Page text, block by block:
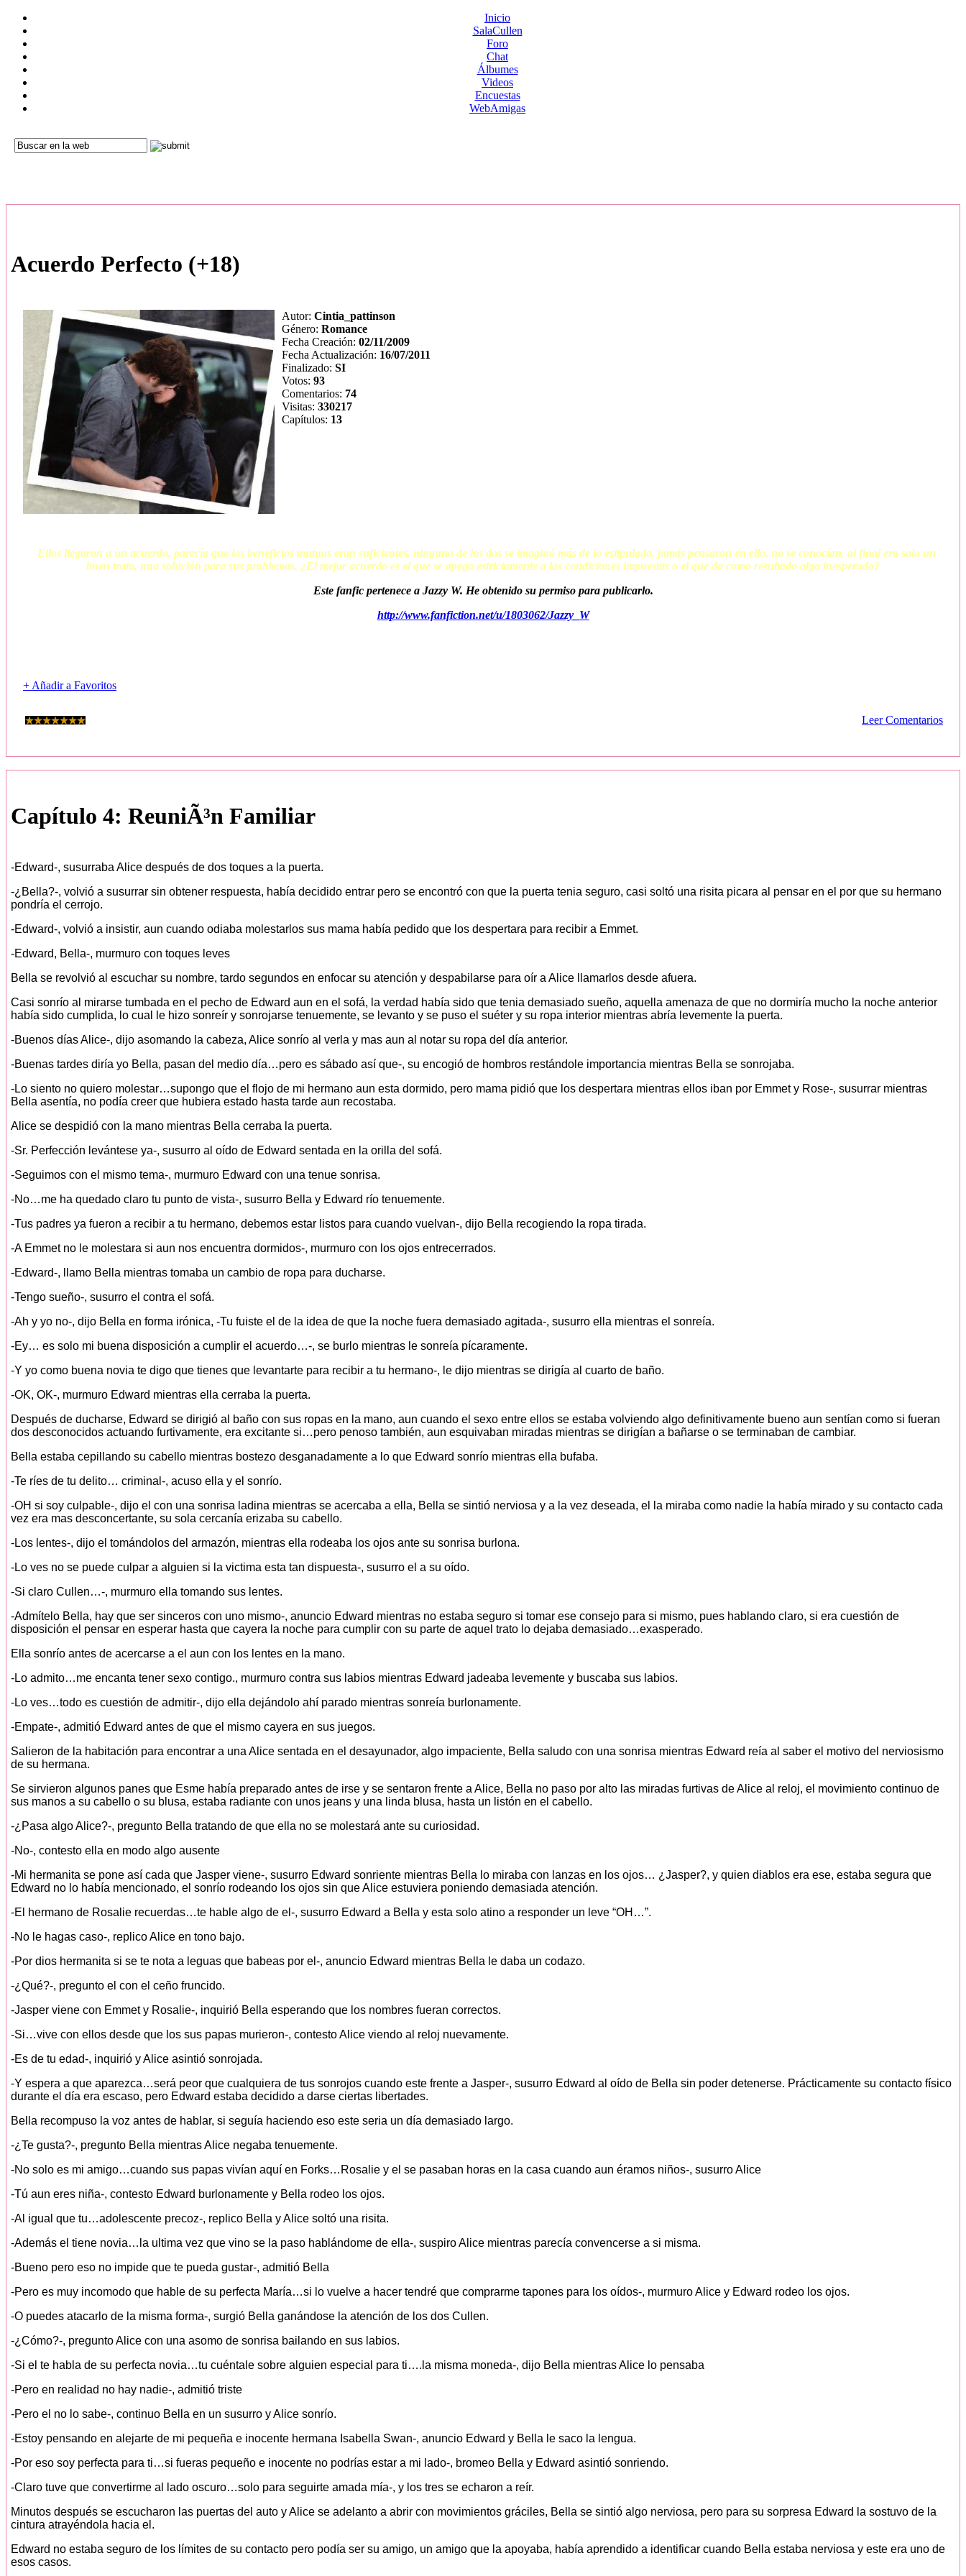
Inicio
SalaCullen
Foro
Chat
Álbumes
Videos
Encuestas
WebAmigas
Acuerdo Perfecto (+18)
Autor: Cintia_pattinson
Género: Romance
Fecha Creación: 02/11/2009
Fecha Actualización: 16/07/2011
Finalizado: SI
Votos: 93
Comentarios: 74
Visitas: 330217
Capítulos: 13
Ellos llegaron a un acuerdo, parecía que los beneficios mutuos eran suficientes, ninguno de los dos se imaginó más de lo estipulado, jamás pensaron en ello, no se conocían, al final era solo un
buen trato, una solución para sus problemas, ¿El mejor acuerdo es el que se apega estrictamente a las condiciones impuestas o el que da como resultado algo inesperado?
Este fanfic pertenece a Jazzy W. He obtenido su permiso para publicarlo.
http://www.fanfiction.net/u/1803062/Jazzy_W
+ Añadir a Favoritos
Leer Comentarios
Capítulo 4: ReuniÃ³n Familiar
-Edward-, susurraba Alice después de dos toques a la puerta.
-¿Bella?-, volvió a susurrar sin obtener respuesta, había decidido entrar pero se encontró con que la puerta tenia seguro, casi soltó una risita picara al pensar en el por que su hermano
pondría el cerrojo.
-Edward-, volvió a insistir, aun cuando odiaba molestarlos sus mama había pedido que los despertara para recibir a Emmet.
-Edward, Bella-, murmuro con toques leves
Bella se revolvió al escuchar su nombre, tardo segundos en enfocar su atención y despabilarse para oír a Alice llamarlos desde afuera.
Casi sonrío al mirarse tumbada en el pecho de Edward aun en el sofá, la verdad había sido que tenia demasiado sueño, aquella amenaza de que no dormiría mucho la noche anterior
había sido cumplida, lo cual le hizo sonreír y sonrojarse tenuemente, se levanto y se puso el suéter y su ropa interior mientras abría levemente la puerta.
-Buenos días Alice-, dijo asomando la cabeza, Alice sonrío al verla y mas aun al notar su ropa del día anterior.
-Buenas tardes diría yo Bella, pasan del medio día…pero es sábado así que-, su encogió de hombros restándole importancia mientras Bella se sonrojaba.
-Lo siento no quiero molestar…supongo que el flojo de mi hermano aun esta dormido, pero mama pidió que los despertara mientras ellos iban por Emmet y Rose-, susurrar mientras
Bella asentía, no podía creer que hubiera estado hasta tarde aun recostaba.
Alice se despidió con la mano mientras Bella cerraba la puerta.
-Sr. Perfección levántese ya-, susurro al oído de Edward sentada en la orilla del sofá.
-Seguimos con el mismo tema-, murmuro Edward con una tenue sonrisa.
-No…me ha quedado claro tu punto de vista-, susurro Bella y Edward río tenuemente.
-Tus padres ya fueron a recibir a tu hermano, debemos estar listos para cuando vuelvan-, dijo Bella recogiendo la ropa tirada.
-A Emmet no le molestara si aun nos encuentra dormidos-, murmuro con los ojos entrecerrados.
-Edward-, llamo Bella mientras tomaba un cambio de ropa para ducharse.
-Tengo sueño-, susurro el contra el sofá.
-Ah y yo no-, dijo Bella en forma irónica, -Tu fuiste el de la idea de que la noche fuera demasiado agitada-, susurro ella mientras el sonreía.
-Ey… es solo mi buena disposición a cumplir el acuerdo…-, se burlo mientras le sonreía pícaramente.
-Y yo como buena novia te digo que tienes que levantarte para recibir a tu hermano-, le dijo mientras se dirigía al cuarto de baño.
-OK, OK-, murmuro Edward mientras ella cerraba la puerta.
Después de ducharse, Edward se dirigió al baño con sus ropas en la mano, aun cuando el sexo entre ellos se estaba volviendo algo definitivamente bueno aun sentían como si fueran
dos desconocidos actuando furtivamente, era excitante si…pero penoso también, aun esquivaban miradas mientras se dirigían a bañarse o se terminaban de cambiar.
Bella estaba cepillando su cabello mientras bostezo desganadamente a lo que Edward sonrío mientras ella bufaba.
-Te ríes de tu delito… criminal-, acuso ella y el sonrío.
-OH si soy culpable-, dijo el con una sonrisa ladina mientras se acercaba a ella, Bella se sintió nerviosa y a la vez deseada, el la miraba como nadie la había mirado y su contacto cada
vez era mas desconcertante, su sola cercanía erizaba su cabello.
-Los lentes-, dijo el tomándolos del armazón, mientras ella rodeaba los ojos ante su sonrisa burlona.
-Lo ves no se puede culpar a alguien si la victima esta tan dispuesta-, susurro el a su oído.
-Si claro Cullen…-, murmuro ella tomando sus lentes.
-Admítelo Bella, hay que ser sinceros con uno mismo-, anuncio Edward mientras no estaba seguro si tomar ese consejo para si mismo, pues hablando claro, si era cuestión de
disposición el pensar en esperar hasta que cayera la noche para cumplir con su parte de aquel trato lo dejaba demasiado…exasperado.
Ella sonrío antes de acercarse a el aun con los lentes en la mano.
-Lo admito…me encanta tener sexo contigo., murmuro contra sus labios mientras Edward jadeaba levemente y buscaba sus labios.
-Lo ves…todo es cuestión de admitir-, dijo ella dejándolo ahí parado mientras sonreía burlonamente.
-Empate-, admitió Edward antes de que el mismo cayera en sus juegos.
Salieron de la habitación para encontrar a una Alice sentada en el desayunador, algo impaciente, Bella saludo con una sonrisa mientras Edward reía al saber el motivo del nerviosismo
de su hermana.
Se sirvieron algunos panes que Esme había preparado antes de irse y se sentaron frente a Alice, Bella no paso por alto las miradas furtivas de Alice al reloj, el movimiento continuo de
sus manos a su cabello o su blusa, estaba radiante con unos jeans y una linda blusa, hasta un listón en el cabello.
-¿Pasa algo Alice?-, pregunto Bella tratando de que ella no se molestará ante su curiosidad.
-No-, contesto ella en modo algo ausente
-Mi hermanita se pone así cada que Jasper viene-, susurro Edward sonriente mientras Bella lo miraba con lanzas en los ojos… ¿Jasper?, y quien diablos era ese, estaba segura que
Edward no lo había mencionado, el sonrío rodeando los ojos sin que Alice estuviera poniendo demasiada atención.
-El hermano de Rosalie recuerdas…te hable algo de el-, susurro Edward a Bella y esta solo atino a responder un leve “OH…”.
-No le hagas caso-, replico Alice en tono bajo.
-Por dios hermanita si se te nota a leguas que babeas por el-, anuncio Edward mientras Bella le daba un codazo.
-¿Qué?-, pregunto el con el ceño fruncido.
-Jasper viene con Emmet y Rosalie-, inquirió Bella esperando que los nombres fueran correctos.
-Si…vive con ellos desde que los sus papas murieron-, contesto Alice viendo al reloj nuevamente.
-Es de tu edad-, inquirió y Alice asintió sonrojada.
-Y espera a que aparezca…será peor que cualquiera de tus sonrojos cuando este frente a Jasper-, susurro Edward al oído de Bella sin poder detenerse. Prácticamente su contacto físico
durante el día era escaso, pero Edward estaba decidido a darse ciertas libertades.
Bella recompuso la voz antes de hablar, si seguía haciendo eso este seria un día demasiado largo.
-¿Te gusta?-, pregunto Bella mientras Alice negaba tenuemente.
-No solo es mi amigo…cuando sus papas vivían aquí en Forks…Rosalie y el se pasaban horas en la casa cuando aun éramos niños-, susurro Alice
-Tú aun eres niña-, contesto Edward burlonamente y Bella rodeo los ojos.
-Al igual que tu…adolescente precoz-, replico Bella y Alice soltó una risita.
-Además el tiene novia…la ultima vez que vino se la paso hablándome de ella-, suspiro Alice mientras parecía convencerse a si misma.
-Bueno pero eso no impide que te pueda gustar-, admitió Bella
-Pero es muy incomodo que hable de su perfecta María…si lo vuelve a hacer tendré que comprarme tapones para los oídos-, murmuro Alice y Edward rodeo los ojos.
-O puedes atacarlo de la misma forma-, surgió Bella ganándose la atención de los dos Cullen.
-¿Cómo?-, pregunto Alice con una asomo de sonrisa bailando en sus labios.
-Si el te habla de su perfecta novia…tu cuéntale sobre alguien especial para ti….la misma moneda-, dijo Bella mientras Alice lo pensaba
-Pero en realidad no hay nadie-, admitió triste
-Pero el no lo sabe-, continuo Bella en un susurro y Alice sonrío.
-Estoy pensando en alejarte de mi pequeña e inocente hermana Isabella Swan-, anuncio Edward y Bella le saco la lengua.
-Por eso soy perfecta para ti…si fueras pequeño e inocente no podrías estar a mi lado-, bromeo Bella y Edward asintió sonriendo.
-Claro tuve que convertirme al lado oscuro…solo para seguirte amada mía-, y los tres se echaron a reír.
Minutos después se escucharon las puertas del auto y Alice se adelanto a abrir con movimientos gráciles, Bella se sintió algo nerviosa, pero para su sorpresa Edward la sostuvo de la
cintura atrayéndola hacia el.
Edward no estaba seguro de los límites de su contacto pero podía ser su amigo, un amigo que la apoyaba, había aprendido a identificar cuando Bella estaba nerviosa y este era uno de
esos casos.